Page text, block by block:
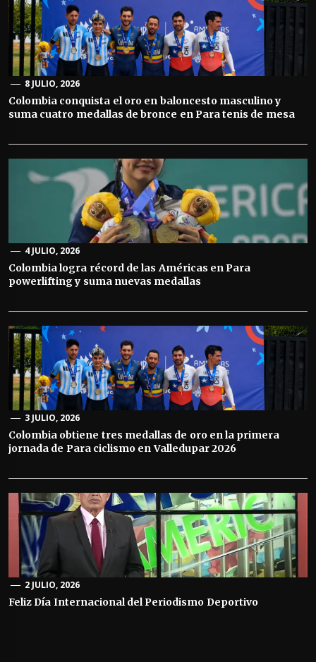
8 JULIO, 2026
Colombia conquista el oro en baloncesto masculino y
suma cuatro medallas de bronce en Para tenis de mesa
4 JULIO, 2026
Colombia logra récord de las Américas en Para
powerlifting y suma nuevas medallas
3 JULIO, 2026
Colombia obtiene tres medallas de oro en la primera
jornada de Para ciclismo en Valledupar 2026
2 JULIO, 2026
Feliz Día Internacional del Periodismo Deportivo